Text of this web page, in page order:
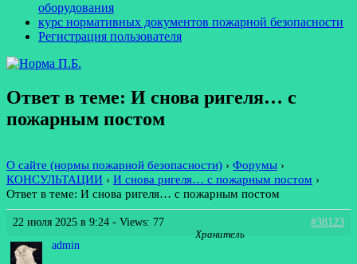
оборудования
курс нормативных документов пожарной безопасности
Регистрация пользователя
Ответ в теме: И снова ригеля… с
пожарным постом
О сайте (нормы пожарной безопасности) › Форумы ›
КОНСУЛЬТАЦИИ › И снова ригеля… с пожарным постом ›
Ответ в теме: И снова ригеля… с пожарным постом
22 июля 2025 в 9:24 - Views: 77
#38123
admin
Хранитель